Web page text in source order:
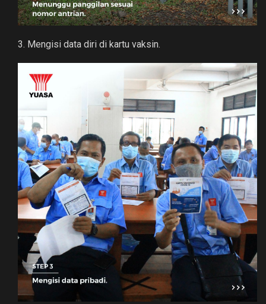
3. Mengisi data diri di kartu vaksin.